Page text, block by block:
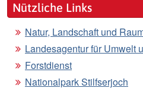
Nützliche Links
Natur, Landschaft und
Landesagentur für Umwelt
Forstdienst
Nationalpark Stilfserjoch